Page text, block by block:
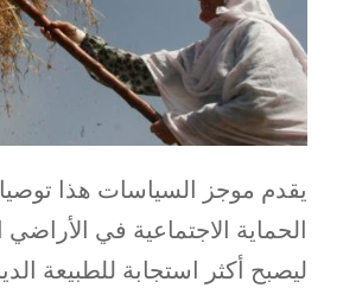
يقدم موجز السياسات هذا
الحماية الاجتماعية في الأراضي
ليصبح أكثر استجابة للطبيعة